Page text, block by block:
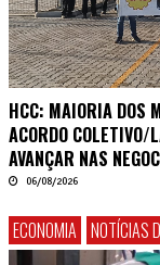
HCC: MAIORIA DOS
ACORDO COLETIVO/
AVANÇAR NAS
06/08/2026
ECONOMIA NOTÍCIAS